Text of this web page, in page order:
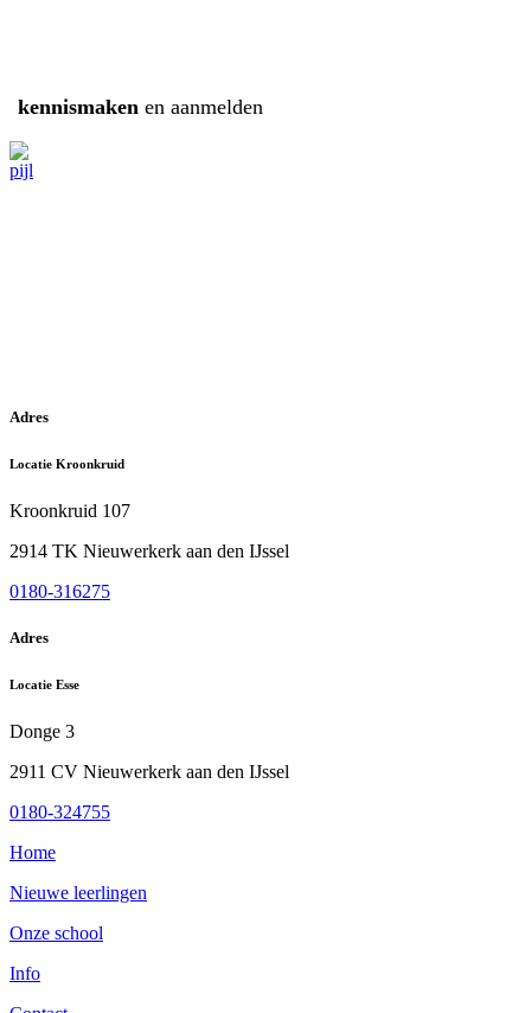
kennismaken en aanmelden
Adres
Locatie Kroonkruid
Kroonkruid 107
2914 TK Nieuwerkerk aan den IJssel
0180-316275
Adres
Locatie Esse
Donge 3
2911 CV Nieuwerkerk aan den IJssel
0180-324755
Home
Nieuwe leerlingen
Onze school
Info